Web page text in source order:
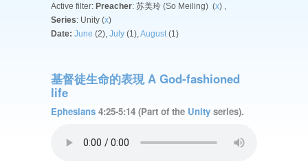
Active filter: Preacher: 苏美玲 (So Meiling) (x) ,
Series: Unity (x)
Date: June (2), July (1),August(1)
基督徒生命的表現 A God-fashioned
life
Ephesians 4:25-5:14 (Part of the Unity series).